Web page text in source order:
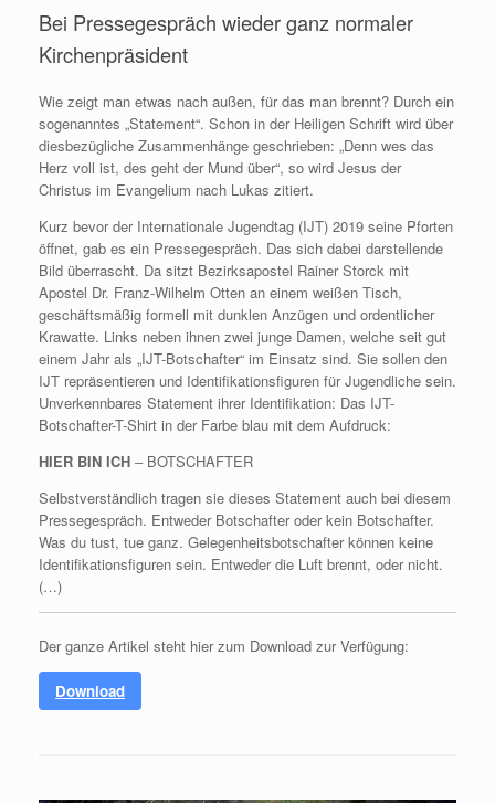
Bei Pressegespräch wieder ganz normaler
Kirchenpräsident
Wie zeigt man etwas nach außen, für das man brennt? Durch ein
sogenanntes „Statement“. Schon in der Heiligen Schrift wird über
diesbezügliche Zusammenhänge geschrieben: „Denn wes das
Herz voll ist, des geht der Mund über“, so wird Jesus der
Christus im Evangelium nach Lukas zitiert.
Kurz bevor der Internationale Jugendtag (IJT) 2019 seine Pforten
öffnet, gab es ein Pressegespräch. Das sich dabei darstellende
Bild überrascht. Da sitzt Bezirksapostel Rainer Storck mit
Apostel Dr. Franz-Wilhelm Otten an einem weißen Tisch,
geschäftsmäßig formell mit dunklen Anzügen und ordentlicher
Krawatte. Links neben ihnen zwei junge Damen, welche seit gut
einem Jahr als „IJT-Botschafter“ im Einsatz sind. Sie sollen den
IJT repräsentieren und Identifikationsfiguren für Jugendliche sein.
Unverkennbares Statement ihrer Identifikation: Das IJT-
Botschafter-T-Shirt in der Farbe blau mit dem Aufdruck:
HIER BIN ICH ‒ BOTSCHAFTER
Selbstverständlich tragen sie dieses Statement auch bei diesem
Pressegespräch. Entweder Botschafter oder kein Botschafter.
Was du tust, tue ganz. Gelegenheitsbotschafter können keine
Identifikationsfiguren sein. Entweder die Luft brennt, oder nicht.
(…)
Der ganze Artikel steht hier zum Download zur Verfügung:
Download